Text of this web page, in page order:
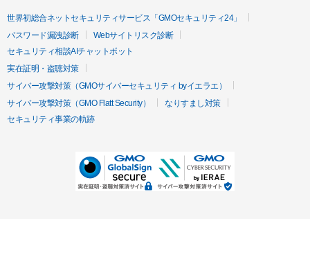
世界初総合ネットセキュリティサービス「GMOセキュリティ24」
パスワード漏洩診断
Webサイトリスク診断
セキュリティ相談AIチャットボット
実在証明・盗聴対策
サイバー攻撃対策（GMOサイバーセキュリティ byイエラエ）
サイバー攻撃対策（GMO Flatt Security）
なりすまし対策
セキュリティ事業の軌跡